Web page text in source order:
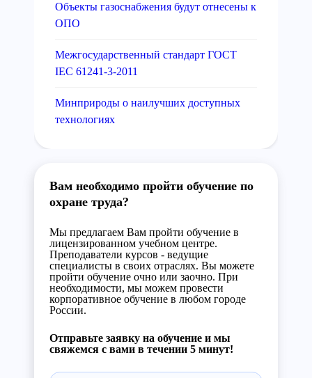
Объекты газоснабжения будут отнесены к
ОПО
Межгосударственный стандарт ГОСТ
IEC 61241-3-2011
Минприроды о наилучших доступных
технологиях
Вам необходимо пройти обучение по
охране труда?
Мы предлагаем Вам пройти обучение в
лицензированном учебном центре.
Преподаватели курсов - ведущие
специалисты в своих отраслях. Вы можете
пройти обучение очно или заочно. При
необходимости, мы можем провести
корпоративное обучение в любом городе
России.
Отправьте заявку на обучение и мы
свяжемся с вами в течении 5 минут!